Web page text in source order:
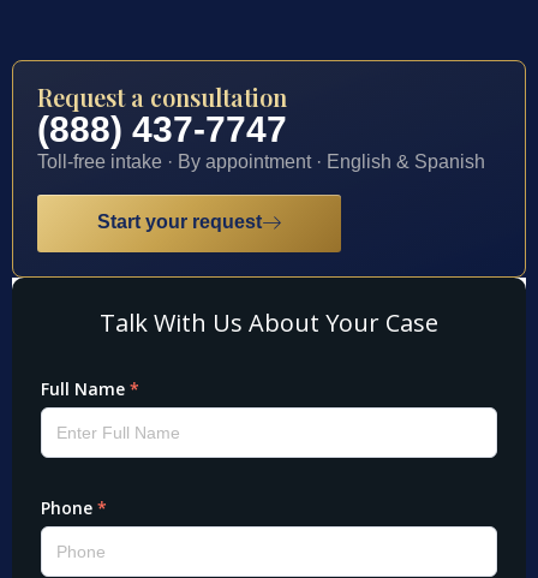
Request a consultation
(888) 437-7747
Toll-free intake · By appointment · English & Spanish
Start your request